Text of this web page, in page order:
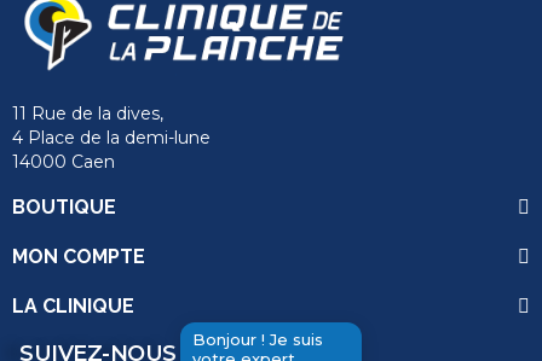
Bonjour ! Je suis
11 Rue de la dives,
4 Place de la demi-lune
14000 Caen
BOUTIQUE
MON COMPTE
LA CLINIQUE
SUIVEZ-NOUS